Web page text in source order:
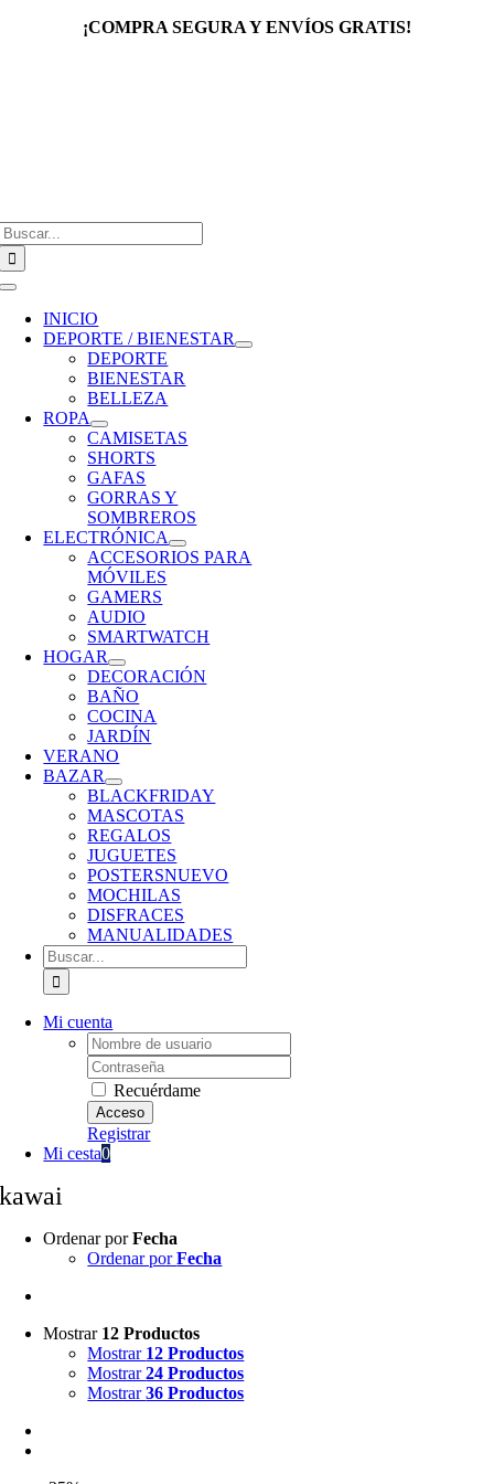
¡COMPRA SEGURA Y ENVÍOS GRATIS!
Toggle
Navigation
INICIO
DEPORTE / BIENESTAR
DEPORTE
BIENESTAR
BELLEZA
ROPA
CAMISETAS
SHORTS
GAFAS
GORRAS Y
SOMBREROS
ELECTRÓNICA
ACCESORIOS PARA
MÓVILES
GAMERS
AUDIO
SMARTWATCH
HOGAR
DECORACIÓN
BAÑO
COCINA
JARDÍN
VERANO
BAZAR
BLACKFRIDAY
MASCOTAS
REGALOS
JUGUETES
POSTERSNUEVO
MOCHILAS
DISFRACES
MANUALIDADES
Buscar:
Mi cuenta
Username:
Password:
Recuérdame
Registrar
Mi cesta0
kawai
Ordenar porFecha
Ordenar porFecha
Mostrar 12 Productos
Mostrar 12 Productos
Mostrar24 Productos
Mostrar36 Productos